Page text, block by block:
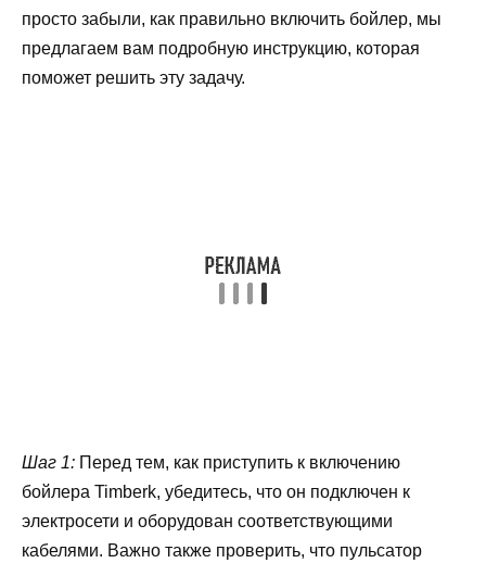
просто забыли, как правильно включить бойлер, мы
предлагаем вам подробную инструкцию, которая
поможет решить эту задачу.
Шаг 1: Перед тем, как приступить к включению
бойлера Timberk, убедитесь, что он подключен к
электросети и оборудован соответствующими
кабелями. Важно также проверить, что пульсатор